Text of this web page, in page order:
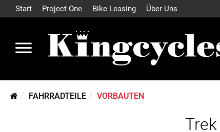
Start Project One Bike Leasing Über Uns
FAHRRADTEILE VORBAUTEN